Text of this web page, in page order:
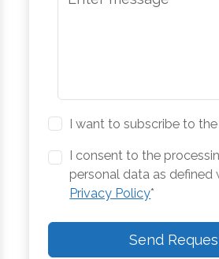
I want to subscribe to
I consent to the
personal data as defined
Privacy Policy*
Send